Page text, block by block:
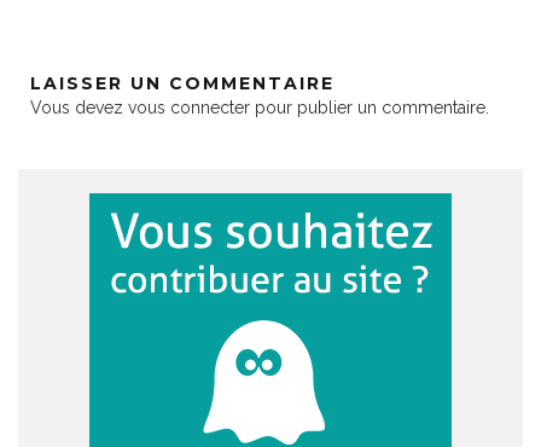
LAISSER UN COMMENTAIRE
Vous devez vous connecter pour publier un commentaire.